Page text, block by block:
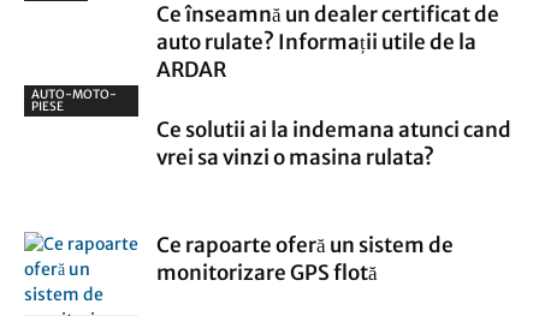
Ce înseamnă un dealer certificat de
auto rulate? Informații utile de la
ARDAR
AUTO-MOTO-
PIESE
Ce solutii ai la indemana atunci cand
vrei sa vinzi o masina rulata?
Ce rapoarte oferă un sistem de
monitorizare GPS flotă